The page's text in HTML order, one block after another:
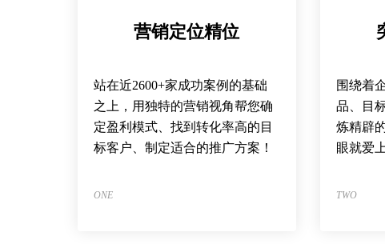
营销定位精位
站在近2600+家成功案例的基础
之上，用独特的营销视角帮您确
定盈利模式、找到转化率高的目
标客户、制定适合的推广方案！
ONE
围绕着
品、目
炼精辟
眼就爱
TWO